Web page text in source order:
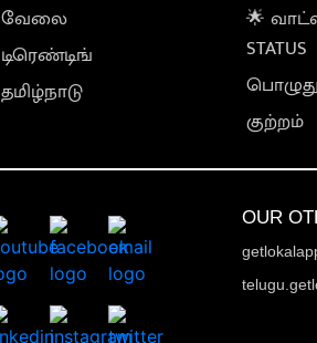
வேலை
டிரெண்டிங்
தமிழ்நாடு
🌟
STATUS
குற்றம்
OUR